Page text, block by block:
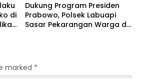
di
Dukung Program Presiden
Prabowo, Polsek Labuapi
Sasar Pekarangan Warga di
marked *